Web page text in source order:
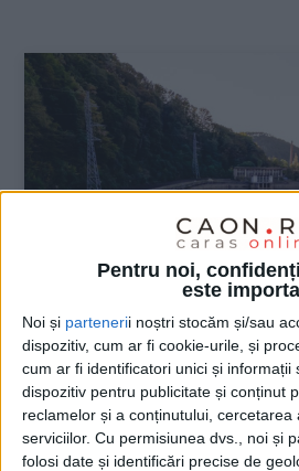
Pentru noi,
este
Noi și partenerii noștri stocăm și/sau
dispozitiv, cum ar fi cookie-urile, și
cum ar fi identificatori unici și informații
dispozitiv pentru publicitate și conținut
reclamelor și a conținutului, cercetarea
serviciilor. Cu permisiunea dvs., noi și
folosi date și identificări precise de
ŞTIRILE JUDEŢULUI CARAŞ-SEVERIN
PPC a finalizat achiziția
Hydroenergy Power